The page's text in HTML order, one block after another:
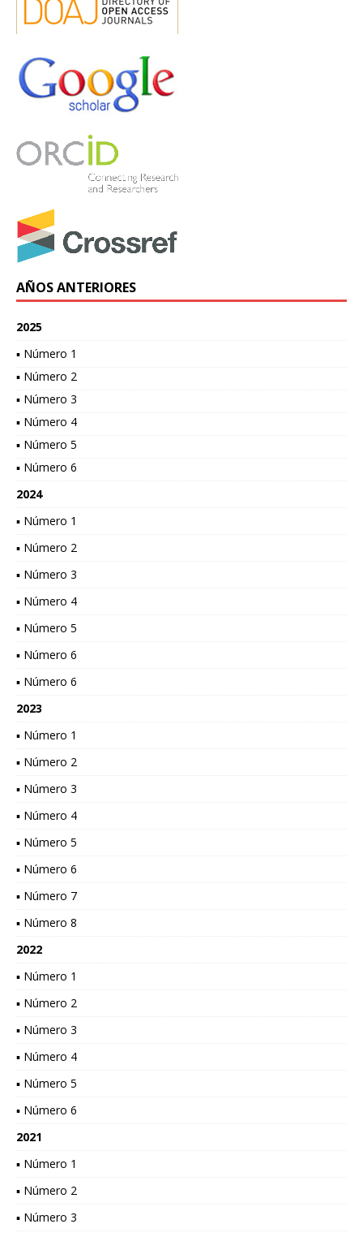
AÑOS ANTERIORES
2025
▪ Número 1
▪ Número 2
▪ Número 3
▪ Número 4
▪ Número 5
▪ Número 6
2024
▪ Número 1
▪ Número 2
▪ Número 3
▪ Número 4
▪ Número 5
▪ Número 6
▪ Número 6
2023
▪ Número 1
▪ Número 2
▪ Número 3
▪ Número 4
▪ Número 5
▪ Número 6
▪ Número 7
▪ Número 8
2022
▪ Número 1
▪ Número 2
▪ Número 3
▪ Número 4
▪ Número 5
▪ Número 6
2021
▪ Número 1
▪ Número 2
▪ Número 3